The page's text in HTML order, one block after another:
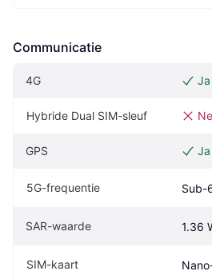
Communicatie
4G Ja
Hybride Dual SIM-sleuf
GPS Ja
5G-frequentie Sub-
SAR-waarde 1.36
SIM-kaart